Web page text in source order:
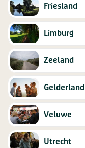
Friesland
Limburg
Zeeland
Gelderland
Veluwe
Utrecht